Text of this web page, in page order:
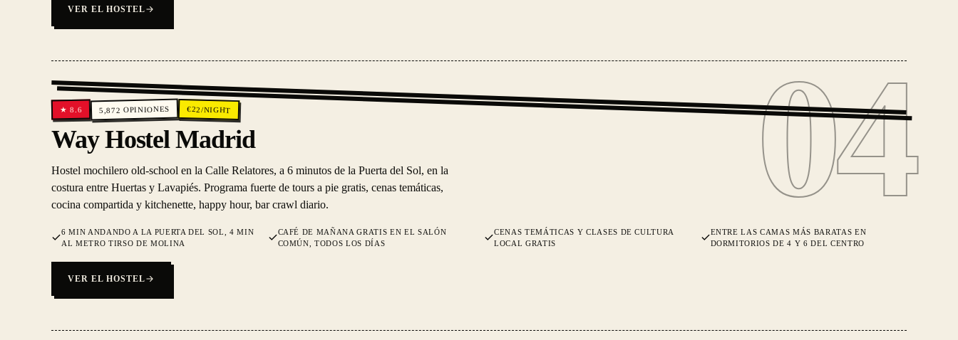
VER EL HOSTEL
04
04
★8.6 5,872 OPINIONES €22/NIGHT
Way Hostel Madrid
Hostel mochilero old-school en la Calle Relatores, a 6 minutos de la Puerta del Sol, en la
costura entre Huertas y Lavapiés. Programa fuerte de tours a pie gratis, cenas temáticas,
cocina compartida y kitchenette, happy hour, bar crawl diario.
6 MIN ANDANDO A LA PUERTA DEL SOL, 4 MIN
AL METRO TIRSO DE MOLINA
CAFÉ DE MAÑANA GRATIS EN EL SALÓN
COMÚN, TODOS LOS DÍAS
CENAS TEMÁTICAS Y CLASES DE CULTURA
LOCAL GRATIS
ENTRE LAS CAMAS MÁS BARATAS EN
DORMITORIOS DE 4 Y 6 DEL CENTRO
VER EL HOSTEL